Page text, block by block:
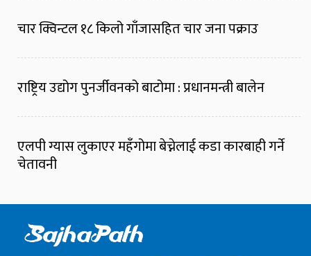
चार क्विन्टल १८ किलो गाँजासहित चार जना पक्राउ
राष्ट्रिय उद्योग पुनर्जीवनको बाटोमा : प्रधानमन्त्री बालेन
एलपी ग्यास लुकाएर महँगोमा बेच्नेलाई कडा कारबाही गर्ने
चेतावनी